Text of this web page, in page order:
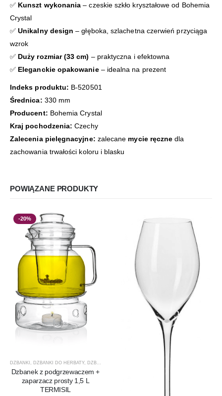
✅ Kunszt wykonania – czeskie szkło kryształowe od Bohemia
Crystal
✅Unikalny design – głęboka, szlachetna czerwień przyciąga
wzrok
✅ Duży rozmiar (33 cm) – praktyczna i efektowna
✅ Eleganckie opakowanie– idealna na prezent
Indeks produktu: B-520501
Średnica: 330 mm
Producent: Bohemia Crystal
Kraj pochodzenia: Czechy
Zalecenia pielęgnacyjne: zalecane mycie ręczne dla
zachowania trwałości koloru i blasku
POWIĄZANE PRODUKTY
-20%
DZBANKI , DZBANKI DO HERBATY, DZBANKI DO KAWY PRODUKTY
Dzbanek z podgrzewaczem +
zaparzacz prosty 1,5 L
TERMISIL